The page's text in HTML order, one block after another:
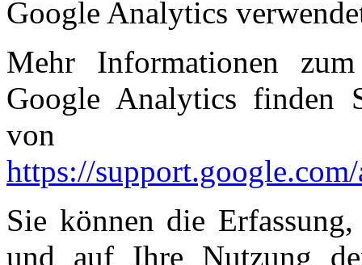
Google Analytics
Mehr Informationen
Google Analytics finden
von
https://
Sie können die
und auf Ihre Nutzung